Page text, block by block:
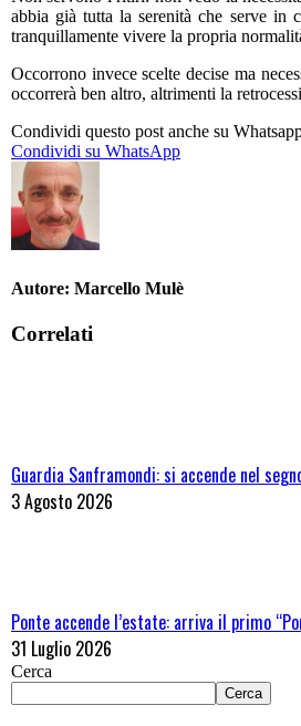
abbia già tutta la serenità che serve
tranquillamente vivere la propria
Occorrono invece scelte decise ma
occorrerà ben altro, altrimenti la
Condividi questo post anche su
Condividi su WhatsAppCondividi
Autore: Marcello Mulè
Correlati
Guardia Sanframondi: si accende nel
3 Agosto 2026
Ponte accende l’estate: arriva il primo
31 Luglio 2026
Cerca
Cerca